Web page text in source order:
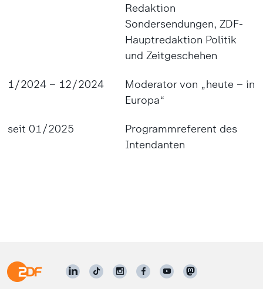
Redaktion
Sondersendungen, ZDF-
Hauptredaktion Politik
und Zeitgeschehen
1/2024 – 12/2024
Moderator von „heute – in
Europa“
seit 01/2025
Programmreferent des
Intendanten